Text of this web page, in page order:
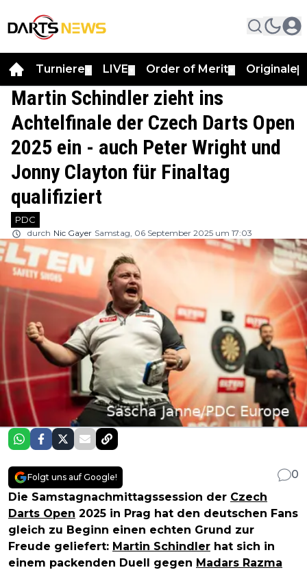
Turniere LIVE Order of Merit Originale
Martin Schindler zieht ins
Achtelfinale der Czech Darts Open
2025 ein - auch Peter Wright und
Jonny Clayton für Finaltag
qualifiziert
PDC
durch Nic Gayer Samstag, 06 September 2025 um 17:03
Folgt uns auf Google!
0
Die Samstagnachmittagssession der Czech
Darts Open 2025 in Prag hat den deutschen Fans
gleich zu Beginn einen echten Grund zur
Freude geliefert: Martin Schindler hat sich in
einem packenden Duell gegen Madars Razma